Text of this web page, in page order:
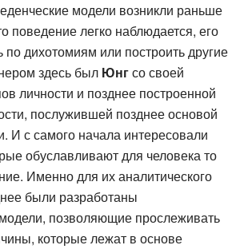
модели возникли раньше
поведение легко наблюдается, его
дихотомиям или построить другие
здесь был Юнгсо своей
личности и позднее построенной
послужившей позднее основой
И с самого начала интересовали
обуславливают для человека то
Именно для их аналитического
были разработаны
позволяющие прослеживать
которые лежат в основе